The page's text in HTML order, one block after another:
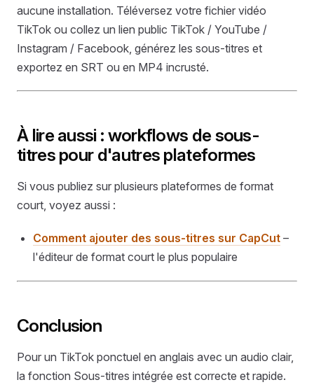
aucune installation. Téléversez votre fichier vidéo
TikTok ou collez un lien public TikTok / YouTube /
Instagram / Facebook, générez les sous-titres et
exportez en SRT ou en MP4 incrusté.
À lire aussi : workflows de sous-
titres pour d'autres plateformes
Si vous publiez sur plusieurs plateformes de format
court, voyez aussi :
Comment ajouter des sous-titres sur CapCut –
l'éditeur de format court le plus populaire
Conclusion
Pour un TikTok ponctuel en anglais avec un audio clair,
la fonction Sous-titres intégrée est correcte et rapide.